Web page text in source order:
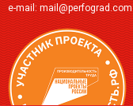
e-mail:mail@perfograd.com